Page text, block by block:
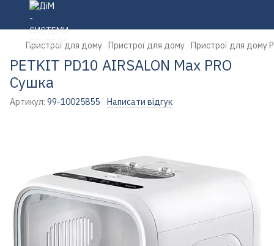
Пристрої для дому Пристрої для дому Пристрої для дому
PETKIT PD10 AIRSALON Max PRO
Сушка
Артикул: 99-10025855 Написати відгук